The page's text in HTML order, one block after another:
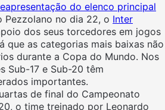
do elenco principal
Pezzolano no dia 22, o Inter
dos seus torcedores em jogos
que as categorias mais baixas não
durante a Copa do Mundo. Nos
Sub-17 e Sub-20 têm
importantes.
de final do Campeonato
o time treinado por Leonardo